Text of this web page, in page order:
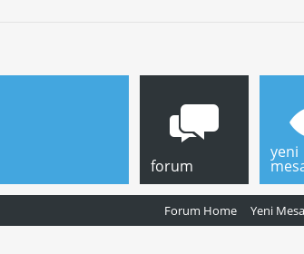
forum
Forum Home Yeni
yeni